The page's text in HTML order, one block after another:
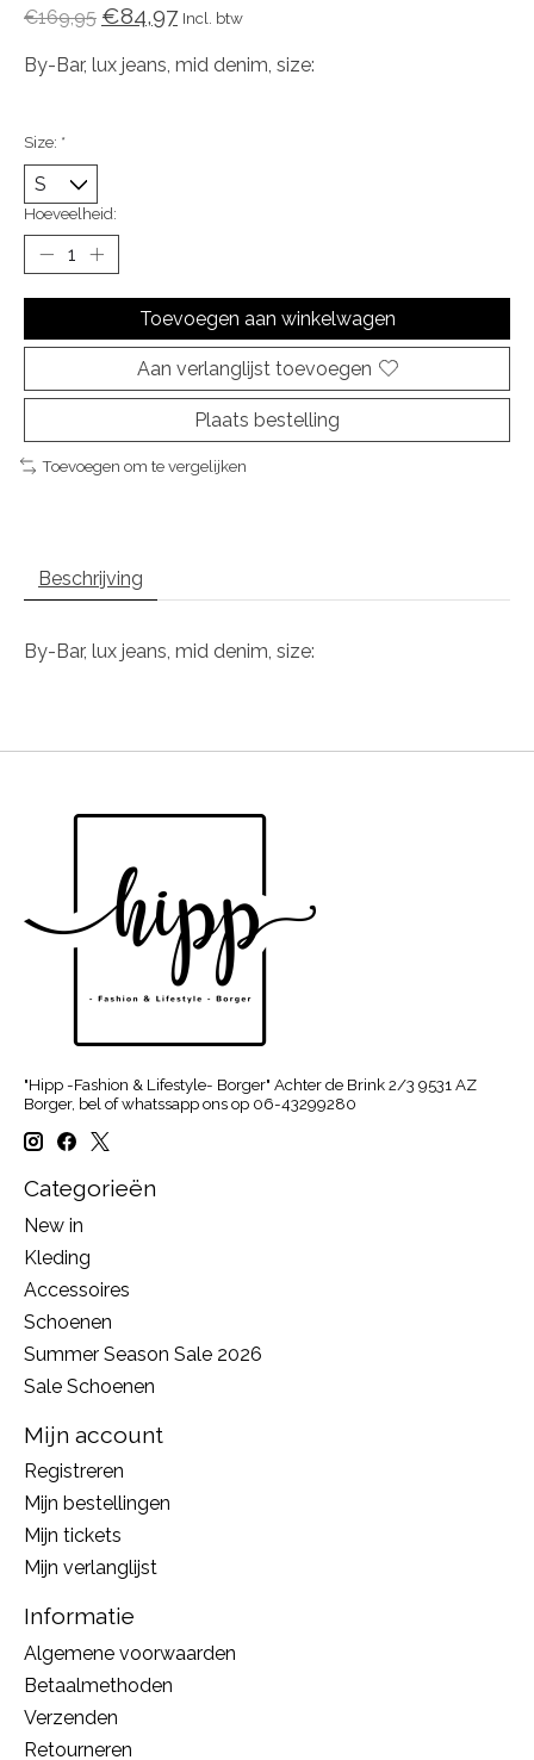
€169,95 €84,97 Incl. btw
By-Bar, lux jeans, mid denim, size:
Size: *
Hoeveelheid:
Toevoegen aan winkelwagen
Aan verlanglijst toevoegen
Plaats bestelling
Toevoegen om te vergelijken
Beschrijving
By-Bar, lux jeans, mid denim, size:
"Hipp -Fashion & Lifestyle- Borger" Achter de Brink 2/3 9531 AZ
Borger, bel of whatssapp ons op 06-43299280
Categorieën
New in
Kleding
Accessoires
Schoenen
Summer Season Sale 2026
Sale Schoenen
Mijn account
Registreren
Mijn bestellingen
Mijn tickets
Mijn verlanglijst
Informatie
Algemene voorwaarden
Betaalmethoden
Verzenden
Retourneren